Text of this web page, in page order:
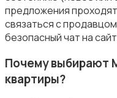
предложения
связаться с
безопасный чат на
Почему выбирают
квартиры?